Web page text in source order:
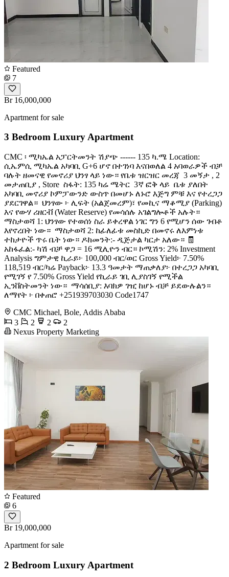
Featured
7
Br 16,000,000
Apartment for sale
3 Bedroom Luxury Apartment
CMC ፡ ሚካኤል አፓርትመንት ሽያጭ ------ 135 ካ.ሜ Location:
ሲኤምሲ ሚካኤል አካባቢ G+6 ሆኖ በተገነባ እናበወለል 4 አባወራዎች ብቻ
ባሉት ዘመናዊ የመኖሪያ ህንፃ ላይ ነው። የቤቱ ዝርዝር መረጃ ️ 3 መኝታ , 2
መታጠቢያ , Store ️ ስፋት: 135 ካሬ ሜትር ️ 3ኛ ፎቅ ላይ ️ ቤቱ ያለበት
አካባቢ መኖሪያ ኮምፓውንድ ውስጥ በመሆኑ ለኑሮ እጅግ ምቹ እና የተረጋጋ
ያደርገዋል። ️ ህንፃው ፦ ሊፍት (አልጀመረም)፣ የመኪና ማቆሚያ (Parking)
እና የውሃ ሪዘርቭ (Water Reserve) የመሳሰሉ አገልግሎቶች አሉት። ️
ማስታወሻ 1: ህንፃው የተወሰነ ስራ ይቀረዋል ነገር ግን 6 የሚሆን ሰው ገብቶ
እየኖረበት ነው። ️ ማስታወሻ 2: ከፊለፊቱ መስኪድ በመኖሩ ለእምነቱ
ተከታዮች ጥሩ ቤት ነው። ዶክመንት:- ዲጅታል ካርታ አለው። 🧾
አከፋፈል:- ካሽ ብቻ ዋጋ = 16 ሚሊዮን ብር። ኮሚሽን: 2% Investment
Analysis ግምታዊ ኪራይ፦ 100,000 ብር/ወር Gross Yield፦ 7.50%
118,519 ብር/ካሬ Payback፦ 13.3 ዓመታት ማጠቃለያ፦ በተረጋጋ አካባቢ
የሚገኝ የ 7.50% Gross Yield የኪራይ ገቢ ሊያስገኝ የሚችል
ኢንቨስትመንት ነው። ️ ማሳሰቢያ: እባክዎ ገዢ ከሆኑ ብቻ ይደውሉልን። ️
ለማየት ፦ በቀጠሮ +251939703030 Code1747
CMC Michael, Bole, Addis Ababa
3
2 2
2
Nexus Property Marketing
Featured
6
Br 19,000,000
Apartment for sale
2 Bedroom Luxury Apartment